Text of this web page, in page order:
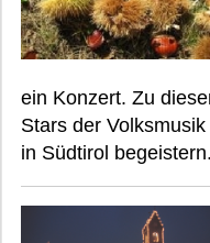
ein Konzert. Zu
Stars der
in Südtirol begeistern.